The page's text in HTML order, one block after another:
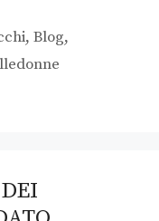
,Blog,